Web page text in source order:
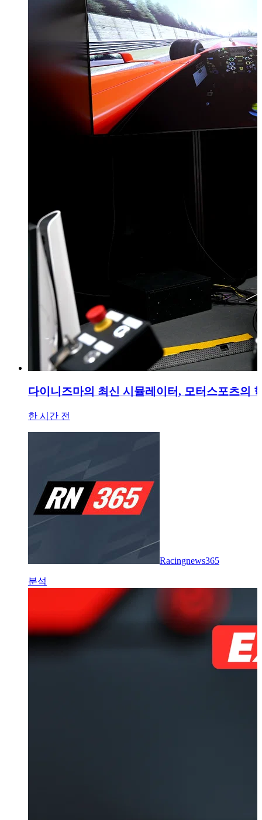
다이니즈마의 최신 시뮬레이터, 모터스포츠의
한 시간 전
Racingnews365
분석